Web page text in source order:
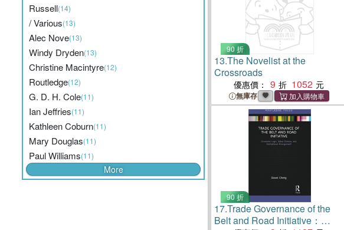
Russell(14)
/ Various(13)
Alec Nove(13)
Windy Dryden(13)
Christine Macintyre(12)
Routledge(12)
G. D. H. Cole(11)
Ian Jeffries(11)
Kathleen Coburn(11)
Mary Douglas(11)
Paul Williams(11)
More
90 折
13.The Novelist at the
Crossroads
優惠價： 9 1052
無庫存
90 折
17.Trade Governance of the
Belt and Road Initiative：